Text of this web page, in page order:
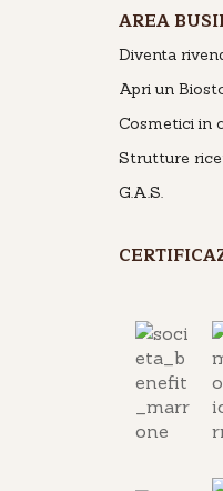
AREA
Diventa
Apri un
Cosmetici in
Strutture
G.A.S.